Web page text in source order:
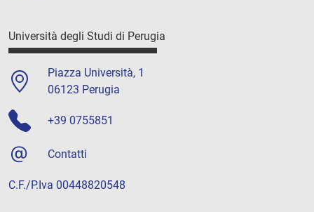
Università degli Studi di Perugia
Piazza Università, 1
06123 Perugia
+39 0755851
Contatti
C.F./P.Iva 00448820548